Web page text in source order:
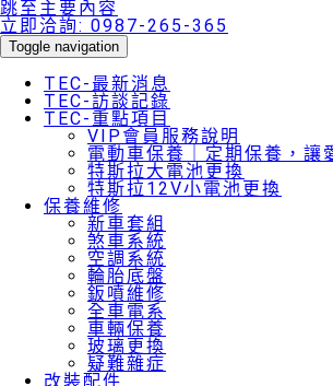
跳至主要內容
立即洽詢: 0987-265-365
Toggle navigation
TEC-最新消息
TEC-訪談記錄
TEC-重點項目
VIP會員服務說明
電動車保養｜定期保養，讓
特斯拉大電池更換
特斯拉12V小電池更換
保養維修
新車套組
煞車系統
空調系統
輪胎底盤
鈑噴維修
全車電系
車輛保養
玻璃更換
疑難雜症
改裝配件